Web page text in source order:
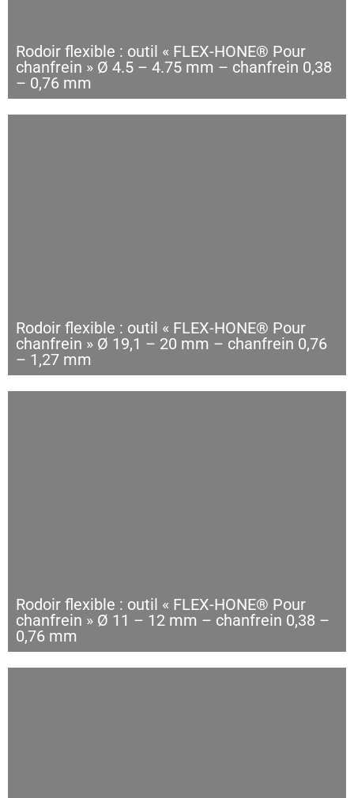
Rodoir flexible : outil « FLEX-HONE® Pour
chanfrein » Ø 4.5 – 4.75 mm – chanfrein 0,38
– 0,76 mm
Rodoir flexible : outil « FLEX-HONE® Pour
chanfrein » Ø 19,1 – 20 mm – chanfrein 0,76
– 1,27 mm
Rodoir flexible : outil « FLEX-HONE® Pour
chanfrein » Ø 11 – 12 mm – chanfrein 0,38 –
0,76 mm